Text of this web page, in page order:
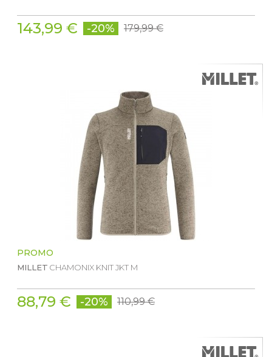
143,99 € -20% 179,99 €
PROMO
MILLET CHAMONIX KNIT JKT M
88,79 € -20% 110,99 €